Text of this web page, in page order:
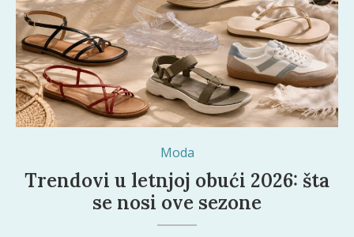
Moda
Trendovi u letnjoj obući 2026: šta
se nosi ove sezone